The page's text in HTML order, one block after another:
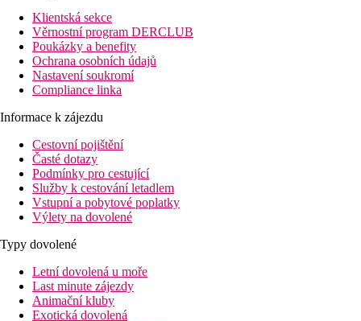
Klientská sekce
Věrnostní program DERCLUB
Poukázky a benefity
Ochrana osobních údajů
Nastavení soukromí
Compliance linka
Informace k zájezdu
Cestovní pojištění
Časté dotazy
Podmínky pro cestující
Služby k cestování letadlem
Vstupní a pobytové poplatky
Výlety na dovolené
Typy dovolené
Letní dovolená u moře
Last minute zájezdy
Animační kluby
Exotická dovolená